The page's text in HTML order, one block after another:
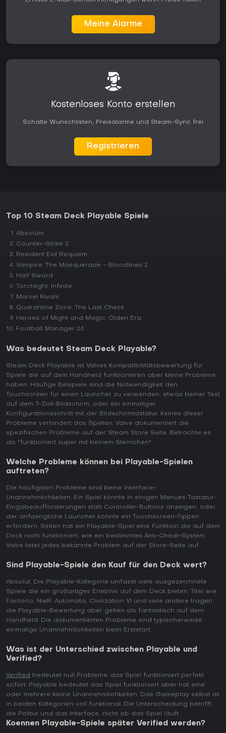
Meine Alarme
Kostenloses Konto erstellen
Schalte Wunschlisten, Preisalarme und Steam-Sync frei
Registrieren
Top 10 Steam Deck Playable Spiele
Absolum
Counter-Strike 2
Resident Evil Requiem
Vampire: The Masquerade - Bloodlines 2
Half Sword
Torchlight: Infinite
Marvel Rivals
Quarantine Zone: The Last Check
Heroes of Might and Magic: Olden Era
Football Manager 26
Was bedeutet Steam Deck Playable?
Steam Deck Playable ist Valves Kompatibilitätsbewertung für
Spiele die auf dem Handheld funktionieren aber kleine Probleme
haben. Häufige Beispiele sind die Notwendigkeit den
Touchscreen für einen Launcher zu verwenden, etwas kleiner Text
auf dem 7-Zoll-Bildschirm, oder ein einmaliger
Konfigurationsschritt mit der Bildschirmtastatur. Keines dieser
Probleme verhindert das Spielen. Valve dokumentiert die
spezifischen Probleme auf der Steam Store Seite. Betrachte es
als "funktioniert super mit kleinem Sternchen".
Welche Probleme können bei Playable-Spielen
auftreten?
Die häufigsten Probleme sind kleine Interface-
Unannehmlichkeiten. Ein Spiel könnte in einigen Menues Tastatur-
Eingabeaufforderungen statt Controller-Buttons anzeigen, oder
der anfaengliche Launcher könnte ein Touchscreen-Tippen
erfordern. Selten hat ein Playable-Spiel eine Funktion die auf dem
Deck nicht funktioniert, wie ein bestimmtes Anti-Cheat-System.
Valve listet jedes bekannte Problem auf der Store-Seite auf.
Sind Playable-Spiele den Kauf für den Deck wert?
Absolut. Die Playable-Kategorie umfasst viele ausgezeichnete
Spiele die ein großartiges Erlebnis auf dem Deck bieten. Titel wie
Factorio, NieR: Automata, Civilization VI und viele andere tragen
die Playable-Bewertung aber gelten als fantastisch auf dem
Handheld. Die dokumentierten Probleme sind typischerweise
einmalige Unannehmlichkeiten beim Erststart.
Was ist der Unterschied zwischen Playable und
Verified?
Verified
bedeutet null Probleme: das Spiel funktioniert perfekt
sofort. Playable bedeutet das Spiel funktioniert aber hat eine
oder mehrere kleine Unannehmlichkeiten. Das Gameplay selbst ist
in beiden Kategorien voll funktional. Die Unterscheidung betrifft
die Politur und das Interface, nicht ob das Spiel läuft.
Koennen Playable-Spiele später Verified werden?